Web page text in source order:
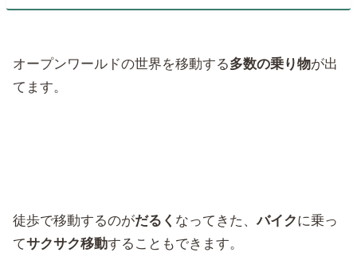
オープンワールドの世界を移動する多数の乗り物が出
てます。
徒歩で移動するのがだるく なってきた、バイクに乗っ
てサクサク移動することもできます。